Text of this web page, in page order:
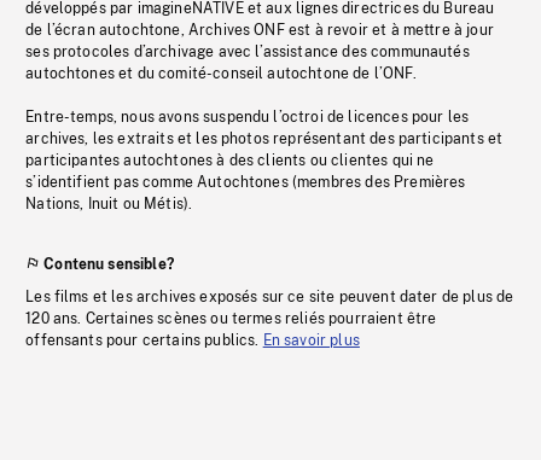
développés par imagineNATIVE et aux lignes directrices du Bureau
de l’écran autochtone, Archives ONF est à revoir et à mettre à jour
ses protocoles d’archivage avec l’assistance des communautés
autochtones et du comité-conseil autochtone de l’ONF.
Entre-temps, nous avons suspendu l’octroi de licences pour les
archives, les extraits et les photos représentant des participants et
participantes autochtones à des clients ou clientes qui ne
s’identifient pas comme Autochtones (membres des Premières
Nations, Inuit ou Métis).
Contenu sensible?
Les films et les archives exposés sur ce site peuvent dater de plus de
120 ans. Certaines scènes ou termes reliés pourraient être
offensants pour certains publics. En savoir plus